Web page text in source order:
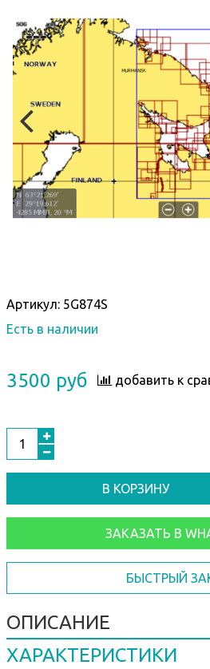
Артикул: 5G874S
Есть в наличии
3500 руб добавить к
В КОРЗИНУ
ЗАКАЗАТЬ В
БЫСТРЫЙ
ОПИСАНИЕ
ХАРАКТЕРИСТИКИ